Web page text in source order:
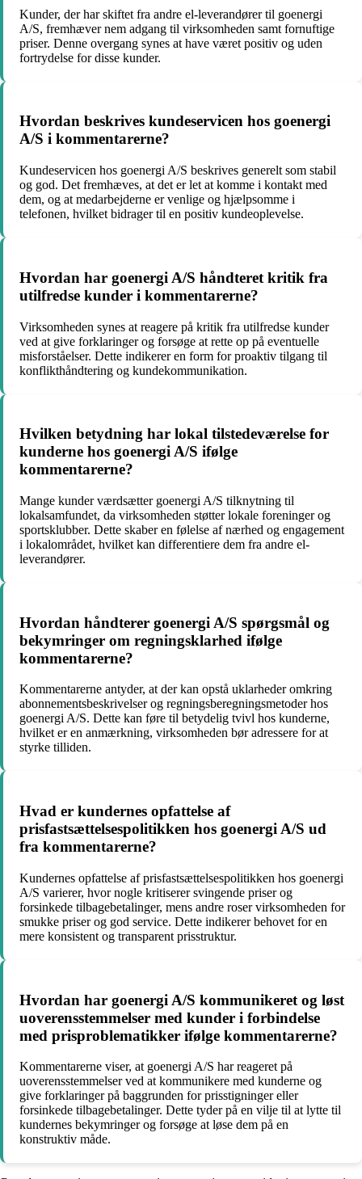
Kunder, der har skiftet fra andre el-leverandører til goenergi
A/S, fremhæver nem adgang til virksomheden samt fornuftige
priser. Denne overgang synes at have været positiv og uden
fortrydelse for disse kunder.
Hvordan beskrives kundeservicen hos goenergi
A/S i kommentarerne?
Kundeservicen hos goenergi A/S beskrives generelt som stabil
og god. Det fremhæves, at det er let at komme i kontakt med
dem, og at medarbejderne er venlige og hjælpsomme i
telefonen, hvilket bidrager til en positiv kundeoplevelse.
Hvordan har goenergi A/S håndteret kritik fra
utilfredse kunder i kommentarerne?
Virksomheden synes at reagere på kritik fra utilfredse kunder
ved at give forklaringer og forsøge at rette op på eventuelle
misforståelser. Dette indikerer en form for proaktiv tilgang til
konflikthåndtering og kundekommunikation.
Hvilken betydning har lokal tilstedeværelse for
kunderne hos goenergi A/S ifølge
kommentarerne?
Mange kunder værdsætter goenergi A/S tilknytning til
lokalsamfundet, da virksomheden støtter lokale foreninger og
sportsklubber. Dette skaber en følelse af nærhed og engagement
i lokalområdet, hvilket kan differentiere dem fra andre el-
leverandører.
Hvordan håndterer goenergi A/S spørgsmål og
bekymringer om regningsklarhed ifølge
kommentarerne?
Kommentarerne antyder, at der kan opstå uklarheder omkring
abonnementsbeskrivelser og regningsberegningsmetoder hos
goenergi A/S. Dette kan føre til betydelig tvivl hos kunderne,
hvilket er en anmærkning, virksomheden bør adressere for at
styrke tilliden.
Hvad er kundernes opfattelse af
prisfastsættelsespolitikken hos goenergi A/S ud
fra kommentarerne?
Kundernes opfattelse af prisfastsættelsespolitikken hos goenergi
A/S varierer, hvor nogle kritiserer svingende priser og
forsinkede tilbagebetalinger, mens andre roser virksomheden for
smukke priser og god service. Dette indikerer behovet for en
mere konsistent og transparent prisstruktur.
Hvordan har goenergi A/S kommunikeret og løst
uoverensstemmelser med kunder i forbindelse
med prisproblematikker ifølge kommentarerne?
Kommentarerne viser, at goenergi A/S har reageret på
uoverensstemmelser ved at kommunikere med kunderne og
give forklaringer på baggrunden for prisstigninger eller
forsinkede tilbagebetalinger. Dette tyder på en vilje til at lytte til
kundernes bekymringer og forsøge at løse dem på en
konstruktiv måde.